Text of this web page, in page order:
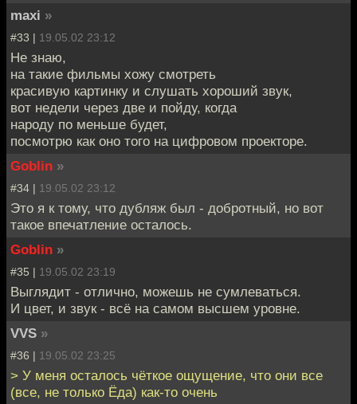
maxi »
#33 | 19.05.02 23:12
Не знаю,
на такие фильмы хожу смотреть
красивую картинку и слушать хороший звук,
вот недели через две и пойду, когда
народу по меньше будет,
посмотрю как оно того на цифровом проекторе.
Goblin »
#34 | 19.05.02 23:12
Это я к тому, что дубляж был - добротный, но вот
такое впечатление осталось.
Goblin »
#35 | 19.05.02 23:19
Выглядит - отлично, можешь не сумлеваться.
И цвет, и звук - всё на самом высшем уровне.
VVS »
#36 | 19.05.02 23:25
> У меня осталось чёткое ощущение, что они все
(все, не только Ёда) как-то очень